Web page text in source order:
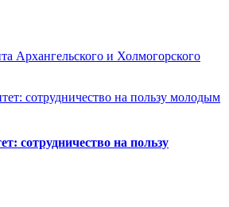
Архангельского и Холмогорского
сотрудничество на пользу